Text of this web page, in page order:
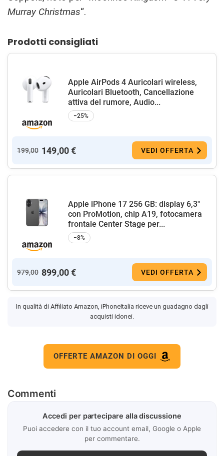
Murray Christmas“.
Prodotti consigliati
Apple AirPods 4 Auricolari wireless,
Auricolari Bluetooth, Cancellazione
attiva del rumore, Audio...
−25%
199,00 149,00 € VEDI OFFERTA
Apple iPhone 17 256 GB: display 6,3"
con ProMotion, chip A19, fotocamera
frontale Center Stage per...
−8%
979,00 899,00 € VEDI OFFERTA
In qualità di Affiliato Amazon, iPhoneItalia riceve un guadagno dagli
acquisti idonei.
OFFERTE AMAZON DI OGGI
Commenti
Accedi per partecipare alla discussione
Puoi accedere con il tuo account email, Google o Apple
per commentare.